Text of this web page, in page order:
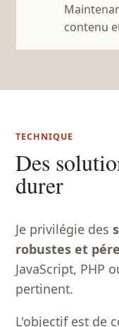
contenu
TECHNIQUE
Des
durer
Je privilégie des
robustes et
JavaScript, PHP
pertinent.
L'objectif est de